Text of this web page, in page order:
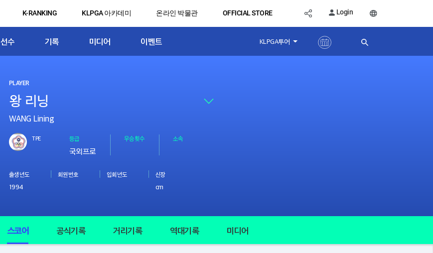
K-RANKING KLPGA 아카데미 온라인 박물관 OFFICIAL STORE Login
선수 기록 미디어 이벤트 KLPGA투어
PLAYER
WANG Lining
TPE 등급
국외프로
우승횟수 소속
출생년도
1994
회원번호 입회년도 신장
cm
스코어 공식기록 거리기록 역대기록 미디어